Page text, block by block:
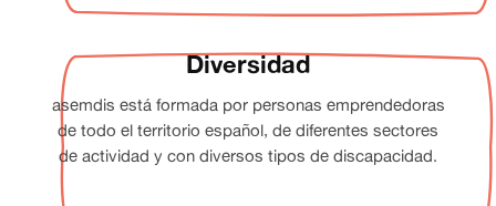
Diversidad
asemdis está formada por personas emprendedoras
de todo el territorio español, de diferentes sectores
de actividad y con diversos tipos de discapacidad.